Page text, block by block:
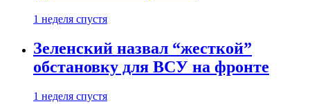
1 неделя спустя
Зеленский назвал “жесткой”
обстановку для ВСУ на фронте
1 неделя спустя